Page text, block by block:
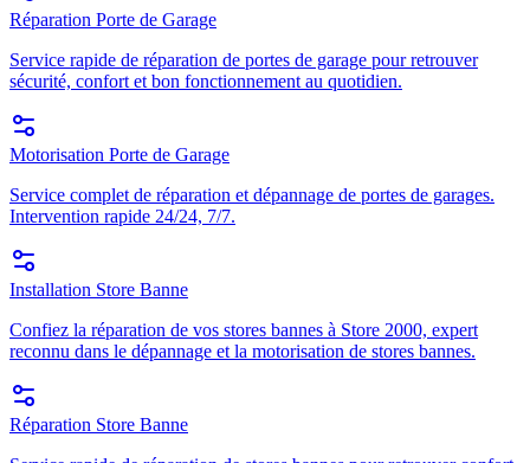
Réparation Porte de Garage
Service rapide de réparation de portes de garage pour retrouver
sécurité, confort et bon fonctionnement au quotidien.
Motorisation Porte de Garage
Service complet de réparation et dépannage de portes de garages.
Intervention rapide 24/24, 7/7.
Installation Store Banne
Confiez la réparation de vos stores bannes à Store 2000, expert
reconnu dans le dépannage et la motorisation de stores bannes.
Réparation Store Banne